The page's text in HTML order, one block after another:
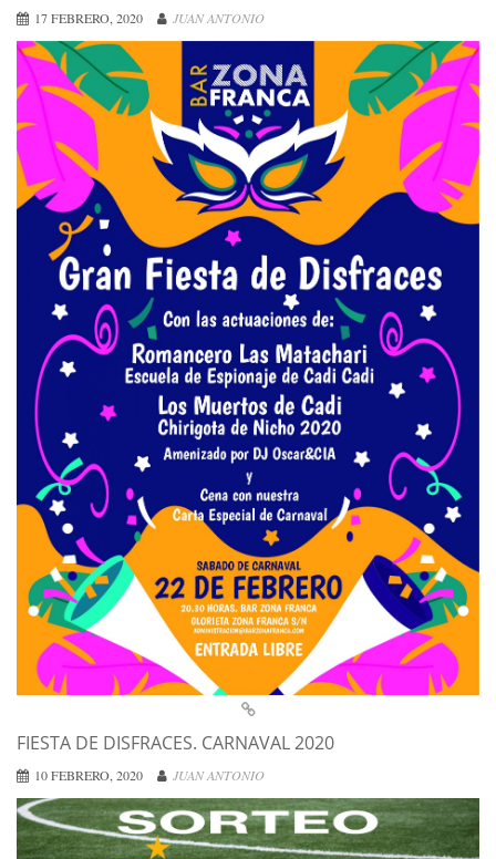
17 FEBRERO, 2020 JUAN ANTONIO
FIESTA DE DISFRACES. CARNAVAL 2020
10 FEBRERO, 2020 JUAN ANTONIO